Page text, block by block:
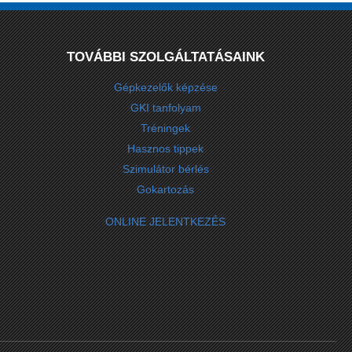
TOVÁBBI SZOLGÁLTATÁSAINK
Gépkezelők képzése
GKI tanfolyam
Tréningek
Hasznos tippek
Szimulátor bérlés
Gokartozás
ONLINE JELENTKEZÉS